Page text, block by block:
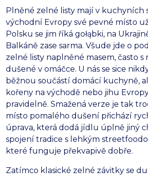
Plněné zelné listy mají v kuchyních
východní Evropy své pevné místo
Polsku se jim říká gołąbki, na
Balkáně zase sarma. Všude jde o
zelné listy naplněné masem, často s
dušené v omáčce. U nás se sice
běžnou součástí domácí kuchyně,
kořeny na východě nebo jihu
pravidelně. Smažená verze je tak
místo pomalého dušení přichází
úprava, která dodá jídlu úplně jiný
spojení tradice s lehkým
které funguje překvapivě dobře.
Zatímco klasické zelné závitky se